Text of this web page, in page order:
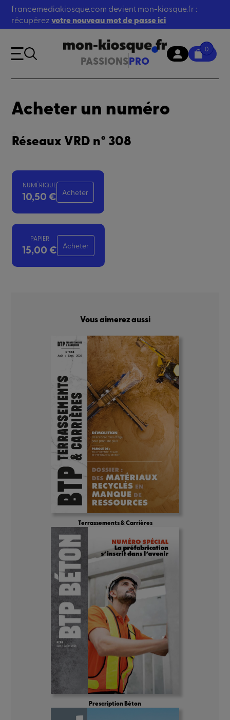
francemediakiosque.com devient mon-kiosque.fr :
récupérezvotre nouveau mot de passe ici
PASSIONSPRO
0
Acheter un numéro
Réseaux VRD n° 308
NUMÉRIQUE
10,50 € Acheter
PAPIER
15,00 € Acheter
Vous aimerez aussi
Terrassements & Carrières
Prescription Béton